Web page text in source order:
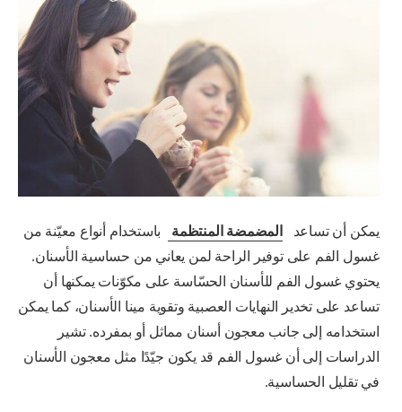
للمحترفين
الولايات المتحدة (الإنجليزية)
يمكن أن تساعد المضمضة المنتظمة
باستخدام أنواع معيّنة من
غسول الفم على توفير الراحة لمن يعاني من حساسية الأسنان.
يحتوي غسول الفم للأسنان الحسّاسة على مكوّنات يمكنها أن
تساعد على تخدير النهايات العصبية وتقوية مينا الأسنان، كما يمكن
استخدامه إلى جانب معجون أسنان مماثل أو بمفرده. تشير
الدراسات إلى أن غسول الفم قد يكون جيّدًا مثل معجون الأسنان
في تقليل الحساسية.